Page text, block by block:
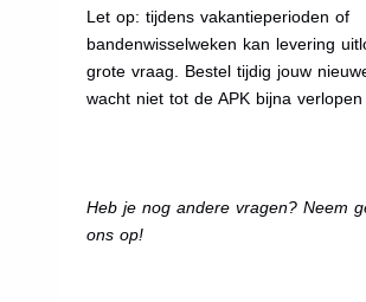
Let op: tijdens vakantieperioden of
bandenwisselweken kan levering
grote vraag. Bestel tijdig jouw
wacht niet tot de APK bijna verlopen
Heb je nog andere vragen? Neem
ons op!